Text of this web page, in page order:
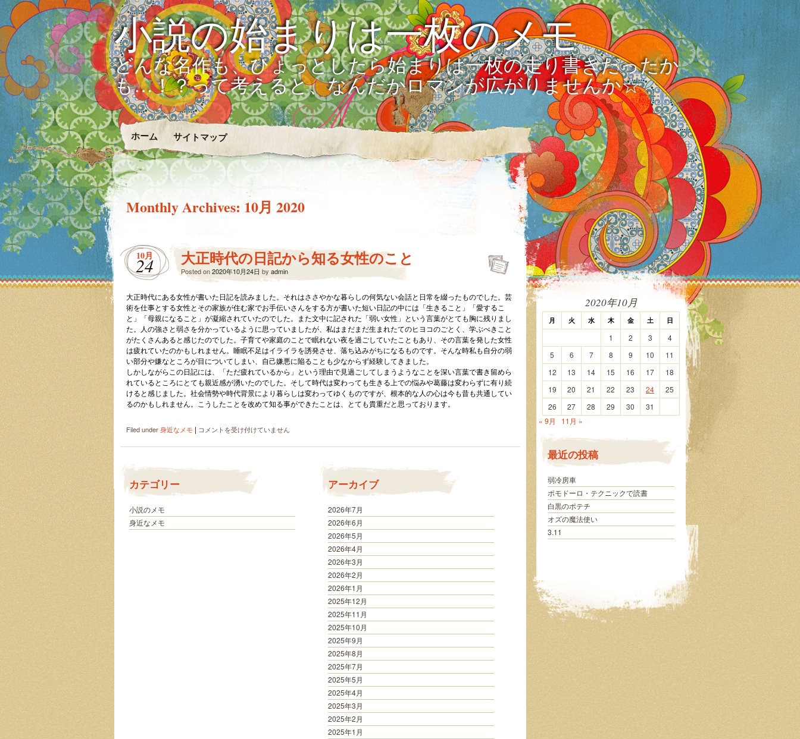
小説の始まりは一枚のメモ
どんな名作も、ひょっとしたら始まりは一枚の走り書きだったか
も…！？って考えると、なんだかロマンが広がりませんか☆
ホーム サイトマップ
Monthly Archives: 10月 2020
10月
24 大正時代の日記から知る女性のこと
Posted on2020年10月24日 by admin
大正時代にある女性が書いた日記を読みました。それはささやかな暮らしの何気ない会話と日常を綴ったものでした。芸
術を仕事とする女性とその家族が住む家でお手伝いさんをする方が書いた短い日記の中には「生きること」「愛するこ
と」「母親になること」が凝縮されていたのでした。また文中に記された「弱い女性」という言葉がとても胸に残りまし
た。人の強さと弱さを分かっているように思っていましたが、私はまだまだ生まれたてのヒヨコのごとく、学ぶべきこと
がたくさんあると感じたのでした。子育てや家庭のことで眠れない夜を過ごしていたこともあり、その言葉を発した女性
は疲れていたのかもしれません。睡眠不足はイライラを誘発させ、落ち込みがちになるものです。そんな時私も自分の弱
い部分や嫌なところが目についてしまい、自己嫌悪に陥ることも少なからず経験してきました。
しかしながらこの日記には、「ただ疲れているから」という理由で見過ごしてしまうようなことを深い言葉で書き留めら
れているところにとても親近感が湧いたのでした。そして時代は変わっても生きる上での悩みや葛藤は変わらずに有り続
けると感じました。社会情勢や時代背景により暮らしは変わってゆくものですが、根本的な人の心は今も昔も共通してい
るのかもしれません。こうしたことを改めて知る事ができたことは、とても貴重だと思っております。
Filed under身近なメモ | 大
時
の
記
ら
コメントを受け付けていません
カテゴリー
小説のメモ
身近なメモ
アーカイブ
2026年7月
2026年6月
2026年5月
2026年4月
2026年3月
2026年2月
2026年1月
2025年12月
2025年11月
2025年10月
2025年9月
2025年8月
2025年7月
2025年5月
2025年4月
2025年3月
2025年2月
2025年1月
2020年10月
月 火 水 木 金 土 日
1 2 3
4
5
6 7 8 9 10
11
12
13 14 15 16 17
18
19
20 21 22 23 24
25
26
27 28 29 30
31
« 9月
11月 »
最近の投稿
弱冷房車
ポモドーロ・テクニックで読書
白黒のポテチ
オズの魔法使い
3.11